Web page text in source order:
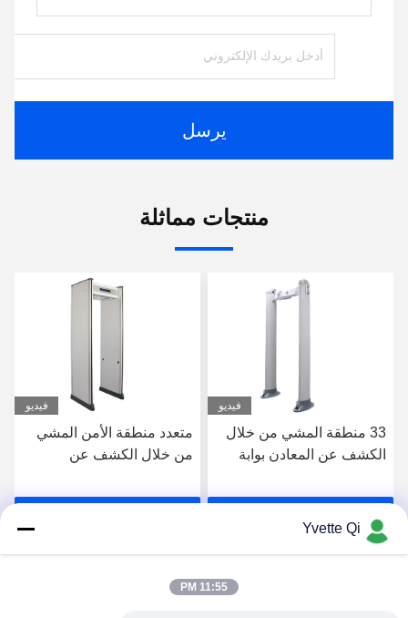
يرسل
منتجات مماثلة
فيديو
33 منطقة المشي من خلال
الكشف عن المعادن بوابة
مستويات الحساسية
احصل على افضل سعر
فيديو
متعدد منطقة الأمن المشي
من خلال الكشف عن
للمدرسة أو المطار
Yvette Qi
11:55 PM